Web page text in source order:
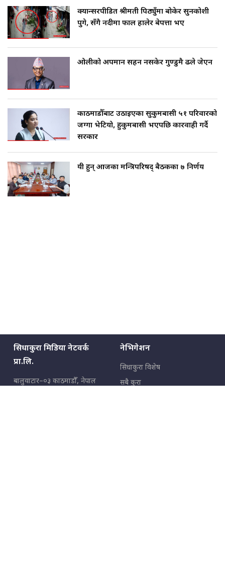
क्यान्सरपीडित श्रीमती पिठ्युँमा बोकेर सुनकोशी
पुगे, सँगै नदीमा फाल हालेर बेपत्ता भए
ओलीको अपमान सहन नसकेर गुण्डुमै ढले जेएन
काठमाडौँबाट उठाइएका सुकुमबासी ५१ परिवारको
जग्गा भेटियो, हुकुमबासी भएपछि कारवाही गर्दै
सरकार
यी हुन् आजका मन्त्रिपरिषद् बैठकका ७ निर्णय
सिधाकुरा मिडिया नेटवर्क
प्रा.लि.
बालुवाटार–०३ काठमाडौँ, नेपाल
नेभिगेशन
सिधाकुरा विशेष
सबै कुरा